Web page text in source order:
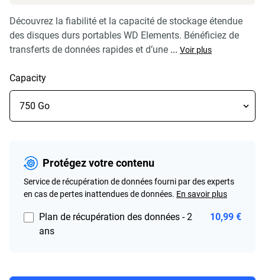
Découvrez la fiabilité et la capacité de stockage étendue
des disques durs portables WD Elements. Bénéficiez de
transferts de données rapides et d’une ... Voir plus
Capacity
Protégez votre contenu
Service de récupération de données fourni par des experts
en cas de pertes inattendues de données. En savoir plus
Plan de récupération des données - 2
ans
10,99 €